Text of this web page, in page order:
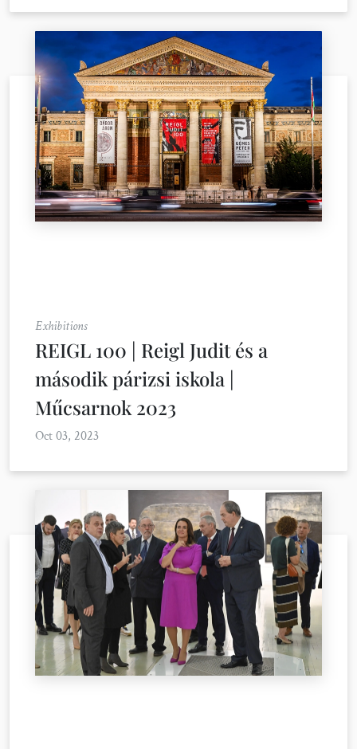
Exhibitions
REIGL 100 | Reigl Judit és a
második párizsi iskola |
Műcsarnok 2023
Oct 03, 2023